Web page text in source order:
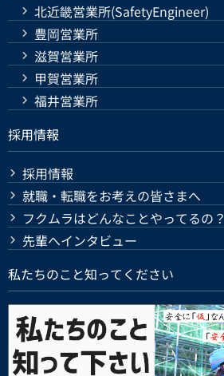
北近畿営業所(SafetyEngineer)
豊岡営業所
滋賀営業所
甲賀営業所
福井営業所
採用情報
採用情報
就職・転職をお考えの皆さまへ
フクムラはどんなことやってるの？
先輩へインタビュー
私たちのこと知ってください